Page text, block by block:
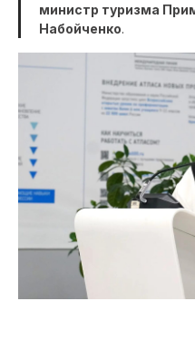
министр туризма
Набойченко.